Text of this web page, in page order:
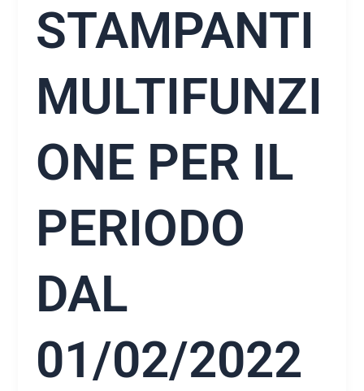
STAMPANTI
MULTIFUNZI
ONE PER IL
PERIODO
DAL
01/02/2022